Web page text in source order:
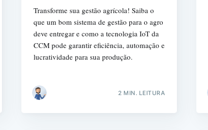
Transforme sua gestão agrícola! Saiba o
que um bom sistema de gestão para o agro
deve entregar e como a tecnologia IoT da
CCM pode garantir eficiência, automação e
lucratividade para sua produção.
2 MIN. LEITURA